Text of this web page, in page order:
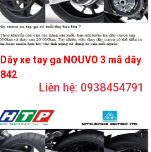
Dây xe tay ga NOUVO 3 mã dây
842
Liên hệ: 0938454791